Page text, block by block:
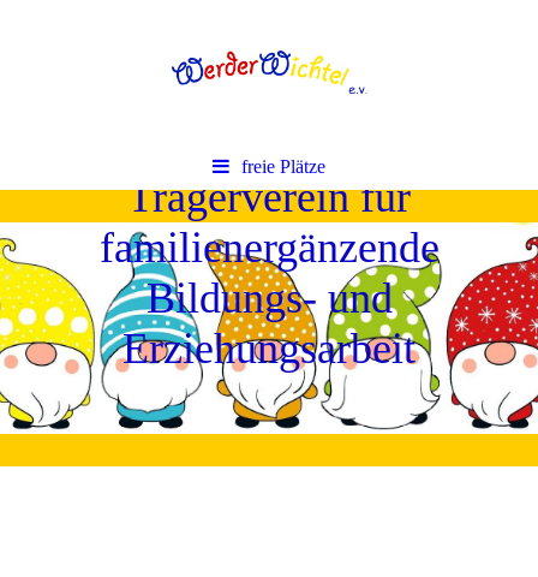
freie Plätze
Trägerverein für
familienergänzende
Bildungs- und
Erziehungsarbeit